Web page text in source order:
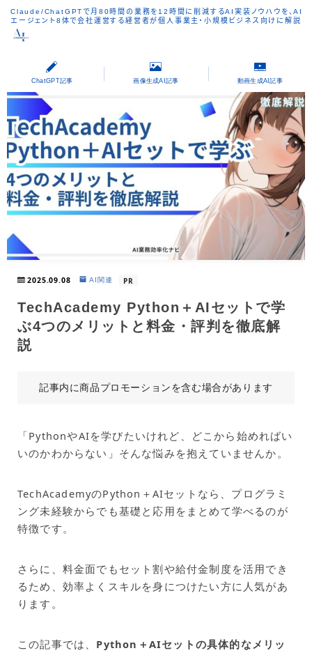
Claude/ChatGPTで月80時間の業務を12時間に削減するAI実装ノウハウを、AI
エージェント8体で会社運営する経営者が個人事業主・小規模ビジネス向けに解説
ChatGPT記事 画像生成AI記事 動画生成AI記事
2025.09.08 AI関連 PR
TechAcademy Python＋AIセットで学
ぶ4つのメリットと料金・評判を徹底解
説
記事内に商品プロモーションを含む場合があります
「PythonやAIを学びたいけれど、どこから始めればい
いのかわからない」そんな悩みを抱えていませんか。
TechAcademyのPython＋AIセットなら、プログラミ
ング未経験からでも基礎と応用をまとめて学べるのが
特徴です。
さらに、料金面でもセット割や給付金制度を活用でき
るため、効率よくスキルを身につけたい方に人気があ
ります。
この記事では、 Python＋AIセットの具体的なメリッ